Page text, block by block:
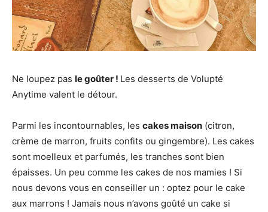
Ne loupez pas le goûter ! Les desserts de Volupté
Anytime valent le détour.
Parmi les incontournables, les cakes maison (citron,
crème de marron, fruits confits ou gingembre). Les cakes
sont moelleux et parfumés, les tranches sont bien
épaisses. Un peu comme les cakes de nos mamies ! Si
nous devons vous en conseiller un : optez pour le cake
aux marrons ! Jamais nous n’avons goûté un cake si